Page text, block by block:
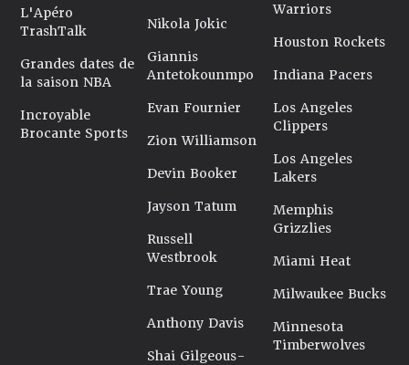
L'Apéro
TrashTalk
Grandes dates de
la saison NBA
Incroyable
Brocante Sports
Nikola Jokic
Giannis
Antetokounmpo
Evan Fournier
Zion Williamson
Devin Booker
Jayson Tatum
Russell
Westbrook
Trae Young
Anthony Davis
Shai Gilgeous-
Warriors
Houston Rockets
Indiana Pacers
Los Angeles
Clippers
Los Angeles
Lakers
Memphis
Grizzlies
Miami Heat
Milwaukee Bucks
Minnesota
Timberwolves